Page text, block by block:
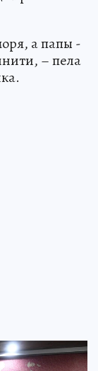
а папы -
– пела